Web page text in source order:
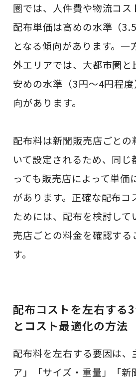
圏では、人件費や物流コス
配布単価は高めの水準（
となる傾向があります。一
外エリアでは、大都市圏と
安めの水準（3円〜4円程
向があります。
配布料は新聞販売店ごとの
いて設定されるため、同じ
っても販売店によって単価
があります。正確な配布コ
ためには、配布を検討して
売店ごとの料金を確認する
す。
配布コストを左右する
とコスト最適化の方法
配布料を左右する要因は、
ア」「サイズ・重量」「新